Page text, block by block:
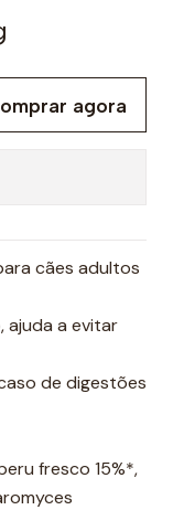
agora
cães adultos
ajuda a evitar
de digestões
fresco 15%*,